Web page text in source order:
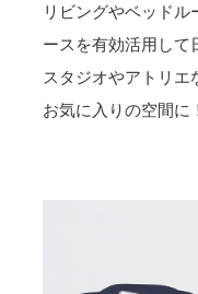
リビングやベッド
ースを有効活用して
スタジオやアトリエ
お気に入りの空間に